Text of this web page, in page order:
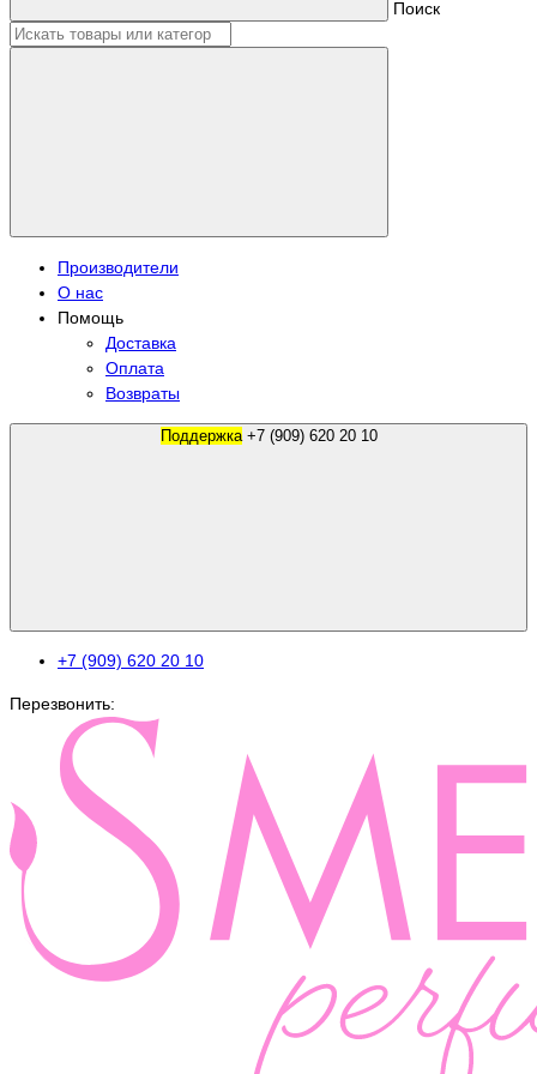
Поиск
Производители
О нас
Помощь
Доставка
Оплата
Возвраты
Поддержка +7 (909) 620 20 10
+7 (909) 620 20 10
Перезвонить: